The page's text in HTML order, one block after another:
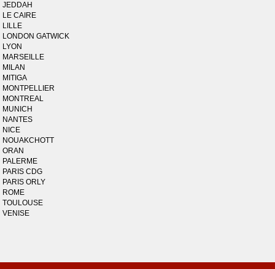
JEDDAH
LE CAIRE
LILLE
LONDON GATWICK
LYON
MARSEILLE
MILAN
MITIGA
MONTPELLIER
MONTREAL
MUNICH
NANTES
NICE
NOUAKCHOTT
ORAN
PALERME
PARIS CDG
PARIS ORLY
ROME
TOULOUSE
VENISE